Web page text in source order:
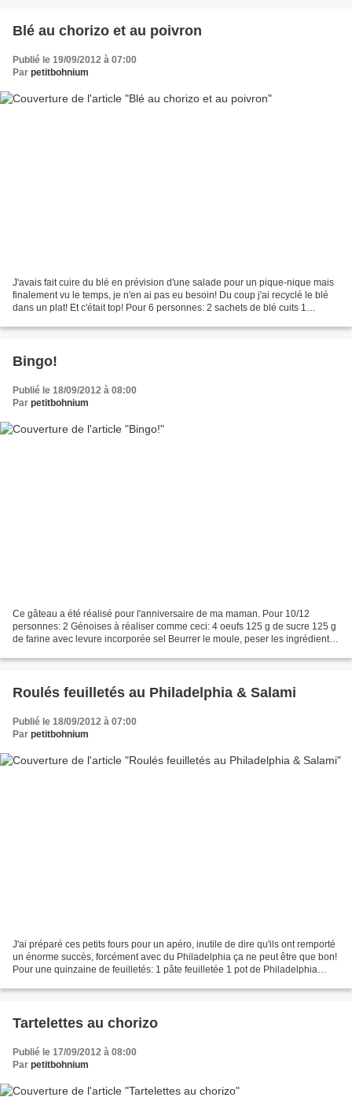
Blé au chorizo et au poivron
Publié le 19/09/2012 à 07:00
Par petitbohnium
J'avais fait cuire du blé en prévision d'une salade pour un pique-nique mais
finalement vu le temps, je n'en ai pas eu besoin! Du coup j'ai recyclé le blé
dans un plat! Et c'était top! Pour 6 personnes: 2 sachets de blé cuits 1
Bingo!
Publié le 18/09/2012 à 08:00
Par petitbohnium
Ce gâteau a été réalisé pour l'anniversaire de ma maman. Pour 10/12
personnes: 2 Génoises à réaliser comme ceci: 4 oeufs 125 g de sucre 125 g
de farine avec levure incorporée sel Beurrer le moule, peser les ingrédients
Roulés feuilletés au Philadelphia & Salami
Publié le 18/09/2012 à 07:00
Par petitbohnium
J'ai préparé ces petits fours pour un apéro, inutile de dire qu'ils ont remporté
un énorme succès, forcément avec du Philadelphia ça ne peut être que bon!
Pour une quinzaine de feuilletés: 1 pâte feuilletée 1 pot de Philadelphia
Tartelettes au chorizo
Publié le 17/09/2012 à 08:00
Par petitbohnium